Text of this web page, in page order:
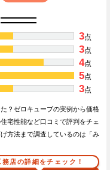
3点
3点
4点
5点
3点
？ゼロキューブの実例から価格
宅性能など口コミで評判をチェ
方法まで調査しているのは「み
務店の詳細をチェック！